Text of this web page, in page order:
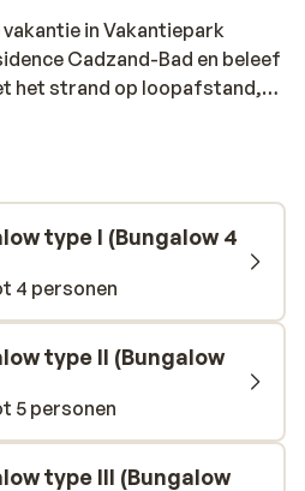
in Vakantiepark
Cadzand-Bad en beleef
het strand op loopafstand,
en de leuke faciliteiten
Lekker zwemmen
huren en knutselen, het kan
uit verschillende type
met een infrarood
in je eigen verblijf. Het is
te starten, met de
en plannen te maken wat
Bevaar de golven van de
motorboot of ga lekker
Knokke en strijk neer op een
type I (Bungalow 4
4 personen
type II (Bungalow
5 personen
type III (Bungalow